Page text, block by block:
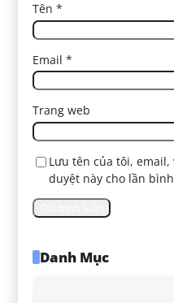
Tên*
Email*
Trang web
Lưu tên của tôi,
duyệt này cho lần
Danh Mục